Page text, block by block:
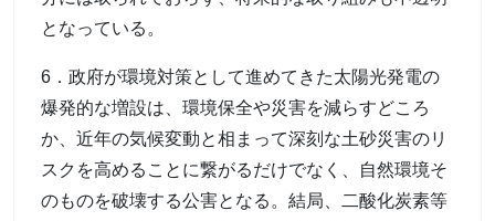
となっている。
6．政府が環境対策として進めてきた太陽光発電の
爆発的な増設は、環境保全や災害を減らすどころ
か、近年の気候変動と相まって深刻な土砂災害のリ
スクを高めることに繋がるだけでなく、自然環境そ
のものを破壊する公害となる。結局、二酸化炭素等